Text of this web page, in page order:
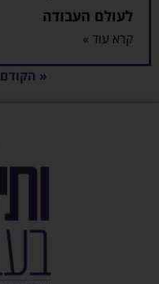
לעולם העבודה
קרא עוד »
« הקודם